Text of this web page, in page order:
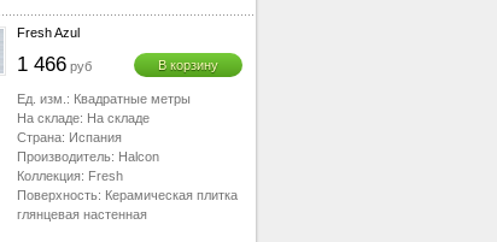
Fresh Azul
1 466 руб В корзину
Ед. изм.: Квадратные метры
На складе: На складе
Страна: Испания
Производитель: Halcon
Коллекция: Fresh
Поверхность: Керамическая плитка
глянцевая настенная